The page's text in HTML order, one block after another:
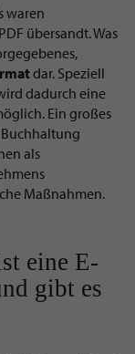
waren
übersandt. Was
dar. Speziell
dadurch eine
Ein großes
als
Maßnahmen.
eine E-
gibt es